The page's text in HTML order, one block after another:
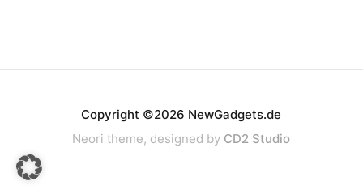
Copyright ©2026 NewGadgets.de
Neori theme, designed by CD2 Studio